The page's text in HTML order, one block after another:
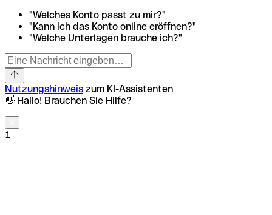
"Welches Konto passt zu mir?"
"Kann ich das Konto online eröffnen?"
"Welche Unterlagen brauche ich?"
Nutzungshinweis zum KI-Assistenten
👋 Hallo! Brauchen Sie Hilfe?
1